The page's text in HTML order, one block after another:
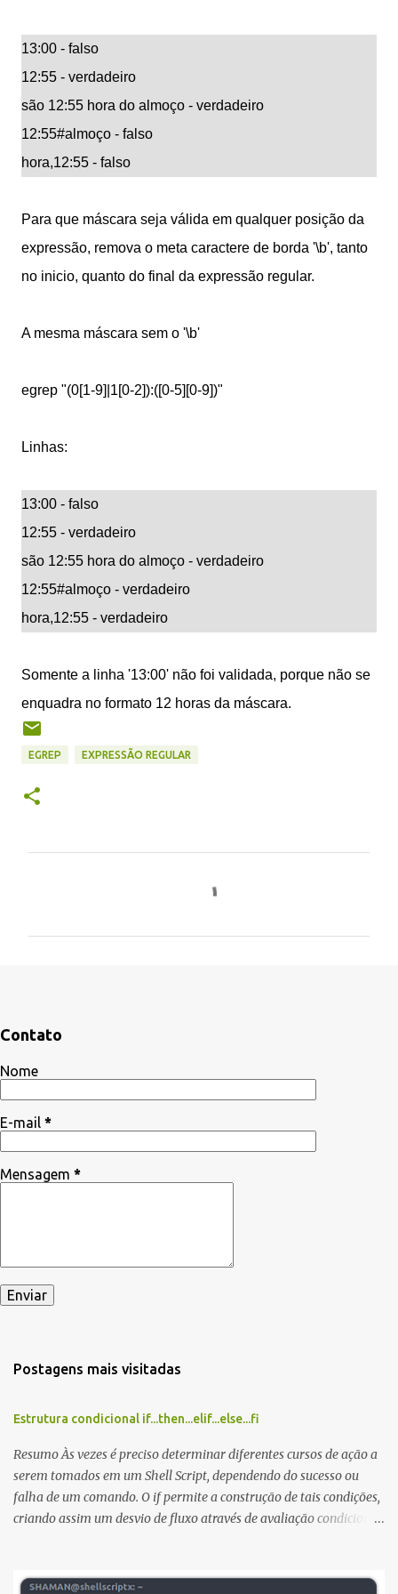
13:00 - falso
12:55 - verdadeiro
são 12:55 hora do almoço - verdadeiro
12:55#almoço - falso
hora,12:55 - falso
Para que máscara seja válida em qualquer posição da
expressão, remova o meta caractere de borda '\b', tanto
no inicio, quanto do final da expressão regular.
A mesma máscara sem o '\b'
egrep "(0[1-9]|1[0-2]):([0-5][0-9])"
Linhas:
13:00 - falso
12:55 - verdadeiro
são 12:55 hora do almoço - verdadeiro
12:55#almoço - verdadeiro
hora,12:55 - verdadeiro
Somente a linha '13:00' não foi validada, porque não se
enquadra no formato 12 horas da máscara.
EGREP EXPRESSÃO REGULAR
á
i
o
s
Contato
Nome
E-mail *
Mensagem *
Postagens mais visitadas
Estrutura condicional if...then...elif...else...fi
Resumo Às vezes é preciso determinar diferentes cursos de ação a
serem tomados em um Shell Script, dependendo do sucesso ou
falha de um comando. O if permite a construção de tais condições,
criando assim um desvio de fluxo através de avaliação condicional.
teste... else comandos-senao... fi A lista TESTE é executada, e se o